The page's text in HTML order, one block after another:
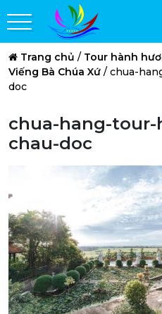
Trang chủ / Tour hành
Viếng Bà Chúa Xứ / chua-
doc
chua-hang-
chau-doc